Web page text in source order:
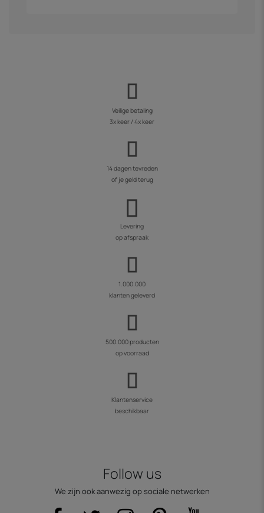
Veilige betaling
3x keer / 4x keer
14 dagen tevreden
of je geld terug
Levering
op afspraak
1.000.000
klanten geleverd
500.000 producten
op voorraad
Klantenservice
beschikbaar
Follow us
We zijn ook aanwezig op sociale netwerken